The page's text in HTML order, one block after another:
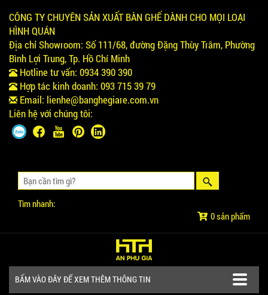
CÔNG TY CHUYÊN SẢN XUẤT BÀN GHẾ DÀNH CHO MỌI LOẠI
HÌNH QUÁN
Địa chỉ Showroom: Số 111/68, đường Đặng Thùy Trâm, Phường
Bình Lợi Trung, Tp. Hồ Chí Minh
Hotline tư vấn: 0934 390 390
Hợp tác kinh doanh: 093 715 39 79
Email: lienhe@banghegiare.com.vn
Liên hệ với chúng tôi:
Tìm nhanh:
0 sản phẩm
BẤM VÀO ĐÂY ĐỂ XEM THÊM THÔNG TIN